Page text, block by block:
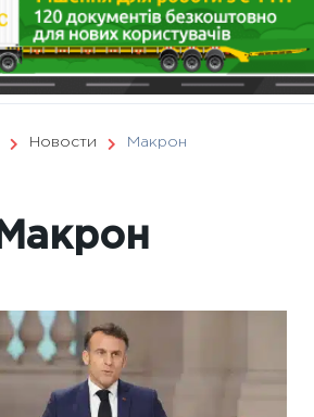
Новости Макрон
Макрон